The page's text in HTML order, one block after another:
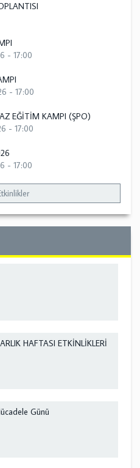
- 17:00
- 17:00
EĞİTİM KAMPI (ŞPO)
- 17:00
- 17:00
HAFTASI ETKİNLİKLERİ
Günü